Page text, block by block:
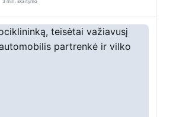
3 min. skaitymo